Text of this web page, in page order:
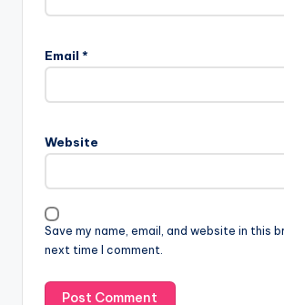
Email *
Website
Save my name, email, and website in this
next time I comment.